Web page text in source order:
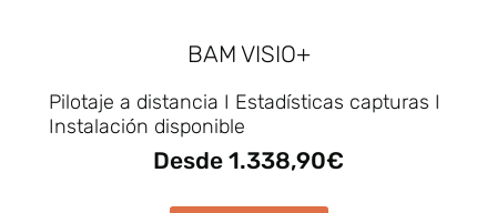
BAM VISIO+
Pilotaje a distancia I Estadísticas capturas I
Instalación disponible
Desde 1.338,90€